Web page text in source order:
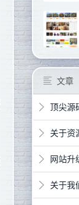
文章
顶尖源
关于资
网站升
关于我